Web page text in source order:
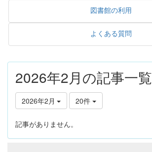
図書館の利用
よくある質問
2026年2月の記事一覧
2026年2月 20件
記事がありません。